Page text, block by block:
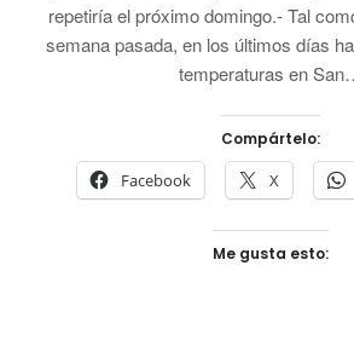
repetiría el próximo domingo.- Tal
semana pasada, en los últimos días
temperaturas en
Compártelo:
Facebook X
Me gusta esto: